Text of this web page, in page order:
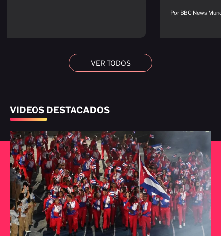
Por BBC News
VER TODOS
VIDEOS DESTACADOS